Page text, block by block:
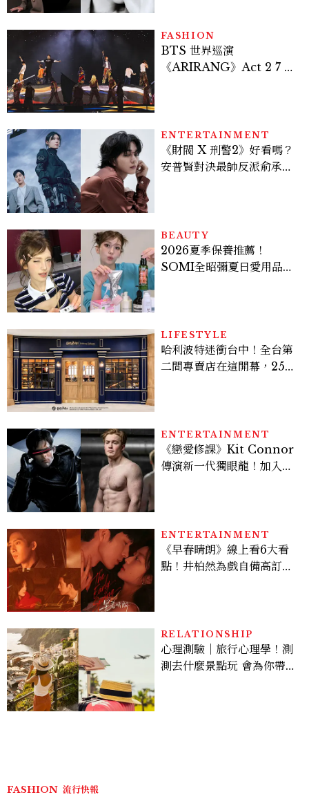
FASHION
BTS 世界巡演
《ARIRANG》Act 2 7 位
ENTERTAINMENT
《財閥 X 刑警2》好看嗎？
安普賢對決最帥反派俞承
多大？
BEAUTY
2026夏季保養推薦！
SOMI全昭彌夏日愛用品公
LIFESTYLE
哈利波特迷衝台中！全台第
二間專賣店在這開幕，25週
ENTERTAINMENT
《戀愛修課》Kit Connor
傳演新一代獨眼龍！加入新
ENTERTAINMENT
《早春晴朗》線上看6大看
點！井柏然為戲自備高訂，
RELATIONSHIP
心理測驗｜旅行心理學！測
測去什麼景點玩 會為你帶來
FASHION 流行快報